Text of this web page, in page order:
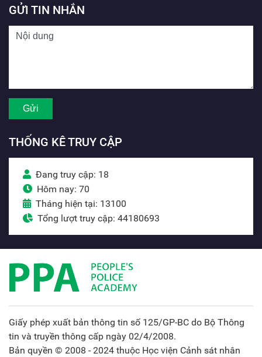
GỬI TIN NHẮN
THỐNG KÊ TRUY CẬP
Đang truy cập: 18
Hôm nay: 70
Tháng hiện tại: 13100
Tổng lượt truy cập: 44180693
Giấy phép xuất bản thông tin số 125/GP-BC do Bộ Thông
tin và truyền thông cấp ngày 02/4/2008.
Bản quyền © 2008 - 2024 thuộc Học viện Cảnh sát nhân